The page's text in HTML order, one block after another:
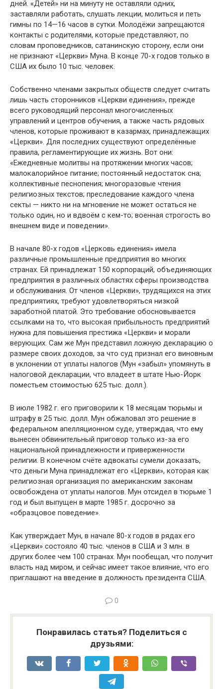
дней. «Детей» ни на минуту не оставляли одних,
заставляли работать, слушать лекции, молиться и петь
гимны по 14—16 часов в сутки. Молодёжи запрещаются
контакты с родителями, которые представляют, по
словам проповедников, сатанинскую сторону, если они
не признают «Церкви» Муна. В конце 70-х годов только в
США их было 10 тыс. человек.
Собственно членами закрытых обществ следует считать
лишь часть сторонников «Церкви единения», прежде
всего руководящий персонал многочисленных
управлений и центров обучения, а также часть рядовых
членов, которые проживают в казармах, принадлежащих
«Церкви». Для последних существуют определённые
правила, регламентирующие их жизнь. Вот они:
«Ежедневные молитвы на протяжении многих часов;
малокалорийное питание; постоянный недостаток сна;
коллективные песнопения; многоразовые чтения
религиозных текстов; преследование каждого члена
секты — никто ни на мгновение не может остаться не
только один, но и вдвоём с кем-то; военная строгость во
внешнем виде и поведении».
В начале 80-х годов «Церковь единения» имела
различные промышленные предприятия во многих
странах. Ей принадлежат 150 корпораций, объединяющих
предприятия в различных областях сферы производства
и обслуживания. От членов «Церкви», трудящихся на этих
предприятиях, требуют удовлетворяться низкой
заработной платой. Это требование обосновывается
ссылками на то, что высокая прибыльность предприятий
нужна для повышения престижа «Церкви» и морали
верующих. Сам же Мун представил ложную декларацию о
размере своих доходов, за что суд признал его виновным
в уклонении от уплаты налогов (Мун «забыл» упомянуть в
налоговой декларации, что владеет в штате Нью-Йорк
поместьем стоимостью 625 тыс. долл.).
В июле 1982 г. его приговорили к 18 месяцам тюрьмы и
штрафу в 25 тыс. долл. Мун обжаловал это решение в
федеральном апелляционном суде, утверждая, что ему
вынесен обвинительный приговор только из-за его
национальной принадлежности и приверженности
религии. В конечном счёте адвокаты сумели доказать,
что деньги Муна принадлежат его «Церкви», которая как
религиозная организация по американским законам
освобождена от уплаты налогов. Мун отсидел в тюрьме 1
год и был выпущен в марте 1985 г. досрочно за
«образцовое поведение».
Как утверждает Мун, в начале 80-х годов в рядах его
«Церкви» состояло 40 тыс. членов в США и 3 млн. в
других более чем 100 странах. Мун пообещал, что получит
власть над миром, и сейчас имеет такое влияние, что его
приглашают на введение в должность президента США.
0
Понравилась статья? Поделиться с
друзьями: